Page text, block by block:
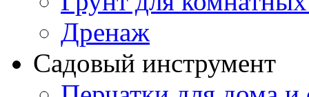
Дренаж
Садовый инструмент